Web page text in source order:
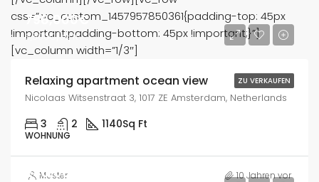
css=”.vc_custom_1457957850361{padding-top: 45px
!important;padding-bottom: 45px !important;}”]
[vc_column width=”1/3″]
ZU VERKAUFEN
798,000€
6,500€/sq ft
Relaxing apartment ocean view
Nicolaas Witsenstraat 3, 1017 ZE Amsterdam, Netherlands
3 2 1140Sq Ft
WOHNUNG
Muster 10 Jahren vor
240,000€